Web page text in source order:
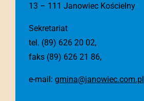
13 – 111 Janowiec Kościelny
Sekretariat
tel. (89) 626 20 02,
faks (89) 626 21 86,
e-mail: gmina@janowiec.com.pl